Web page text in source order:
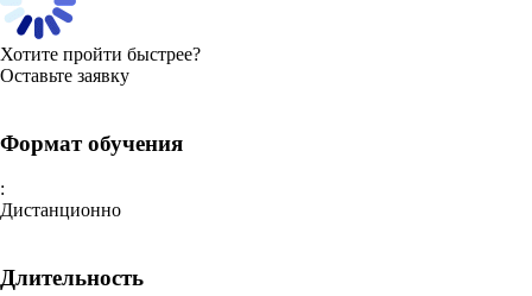
Хотите пройти быстрее?
Оставьте заявку
Формат обучения
:
Дистанционно
Длительность